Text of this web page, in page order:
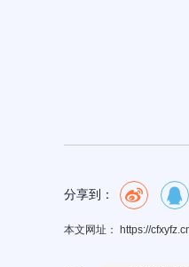
分享到：
本文网址： https://